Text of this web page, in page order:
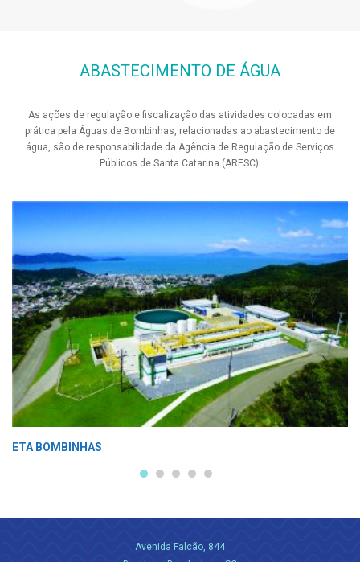
ABASTECIMENTO DE ÁGUA
As ações de regulação e fiscalização das atividades colocadas em
prática pela Águas de Bombinhas, relacionadas ao abastecimento de
água, são de responsabilidade da Agência de Regulação de Serviços
Públicos de Santa Catarina (ARESC).
ETA BOMBINHAS
Avenida Falcão, 844